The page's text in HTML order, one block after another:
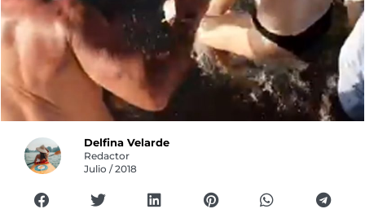
Delfina Velarde
Redactor
Julio / 2018